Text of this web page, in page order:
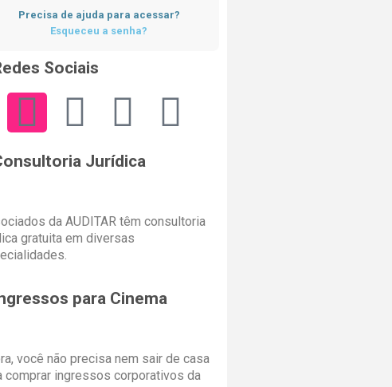
Precisa de ajuda para acessar?
Esqueceu a senha?
Sociais
Jurídica
da AUDITAR têm consultoria
gratuita em diversas
para Cinema
você não precisa nem sair de casa
comprar ingressos corporativos da